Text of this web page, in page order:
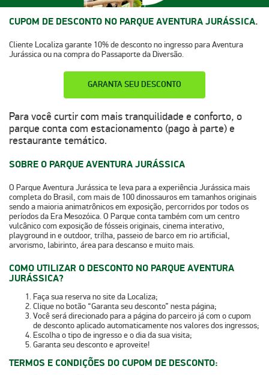
CUPOM DE DESCONTO NO PARQUE AVENTURA JURÁSSICA.
Cliente Localiza garante 10% de descontono ingresso para Aventura
Jurássica ou na compra do Passaporte da Diversão.
GARANTA SEU DESCONTO
Para você curtir com mais tranquilidade e conforto, o
parque conta com estacionamento (pago à parte) e
restaurante temático.
SOBRE O PARQUE AVENTURA JURÁSSICA
O Parque Aventura Jurássicate leva para a experiência Jurássica mais
completa do Brasil, com mais de 100 dinossauros em tamanhos originais
sendo a maioria animatrônicos em exposição, percorridos por todos os
períodos da Era Mesozóica. O Parque conta também com um centro
vulcânico com exposição de fósseis originais, cinema interativo,
playground in e outdoor, trilha, passeio de barco em rio artificial,
arvorismo, labirinto, área para descanso e muito mais.
COMO UTILIZAR O DESCONTO NO PARQUE AVENTURA
JURÁSSICA?
Faça sua reservano site da Localiza;
Clique no botão “Garanta seu desconto” nesta página;
Você será direcionado para a página do parceiro já com o cupom
de desconto aplicado automaticamente nos valores dos ingressos;
Escolha o tipo de ingresso e o dia da sua visita;
Garanta seu desconto e aproveite!
TERMOS E CONDIÇÕES DO CUPOM DE DESCONTO: